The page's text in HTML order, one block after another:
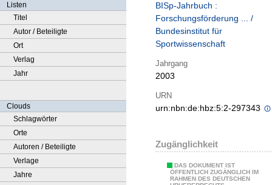
Listen
Titel
Autor / Beteiligte
Ort
Verlag
Jahr
Clouds
Schlagwörter
Orte
Autoren / Beteiligte
Verlage
Jahre
BISp-Jahrbuch :
Forschungsförderung ... /
Bundesinstitut für
Sportwissenschaft
Jahrgang
2003
URN
urn:nbn:de:hbz:5:2-297343
Zugänglichkeit
DAS DOKUMENT IST
ÖFFENTLICH ZUGÄNGLICH IM
RAHMEN DES DEUTSCHEN